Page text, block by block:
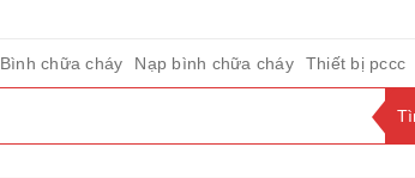
Bình chữa cháy Nạp bình chữa cháy Thiết bị pccc